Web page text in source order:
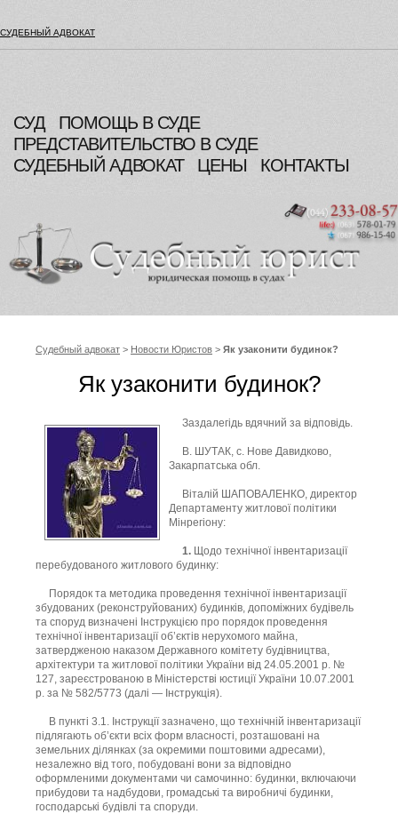
СУДЕБНЫЙ АДВОКАТ
СУД
ПОМОЩЬ В СУДЕ
ПРЕДСТАВИТЕЛЬСТВО В СУДЕ
СУДЕБНЫЙ АДВОКАТ
ЦЕНЫ КОНТАКТЫ
Судебный адвокат > Новости Юристов > Як узаконити будинок?
Як узаконити будинок?
Заздалегідь вдячний за відповідь.
В. ШУТАК, с. Нове Давидково,
Закарпатська обл.
Віталій ШАПОВАЛЕНКО, директор
Департаменту житлової політики
Мінрегіону:
1. Щодо технічної інвентаризації
перебудованого житлового будинку:
Порядок та методика проведення технічної інвентаризації
збудованих (реконструйованих) будинків, допоміжних будівель
та споруд визначені Інструкцією про порядок проведення
технічної інвентаризації об’єктів нерухомого майна,
затвердженою наказом Державного комітету будівництва,
архітектури та житлової політики України від 24.05.2001 р. №
127, зареєстрованою в Міністерстві юстиції України 10.07.2001
р. за № 582/5773 (далі — Інструкція).
В пункті 3.1. Інструкції зазначено, що технічній інвентаризації
підлягають об’єкти всіх форм власності, розташовані на
земельних ділянках (за окремими поштовими адресами),
незалежно від того, побудовані вони за відповідно
оформленими документами чи самочинно: будинки, включаючи
прибудови та надбудови, громадські та виробничі будинки,
господарські будівлі та споруди.